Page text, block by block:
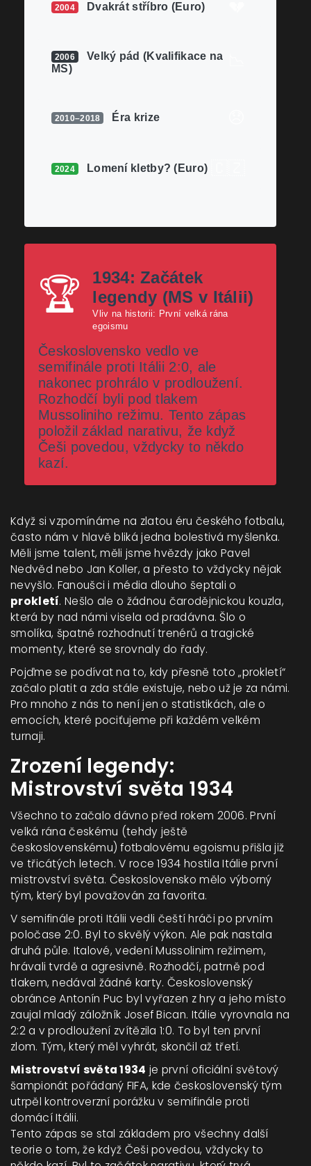
2004 Dvakrát stříbro (Euro)
2006
Velký pád (Kvalifikace na
MS)
2010–2018 Éra krize
2024 Lomení kletby? (Euro)
🏆
1934: Začátek
legendy (MS v Itálii)
Vliv na historii: První velká rána
egoismu
Československo vedlo ve
semifinále proti Itálii 2:0, ale
nakonec prohrálo v prodloužení.
Rozhodčí byli pod tlakem
Mussoliniho režimu. Tento zápas
položil základ narativu, že když
Češi povedou, vždycky to někdo
kazí.
Když si vzpomínáme na zlatou éru českého fotbalu,
často nám v hlavě bliká jedna bolestivá myšlenka.
Měli jsme talent, měli jsme hvězdy jako Pavel
Nedvěd nebo Jan Koller, a přesto to vždycky nějak
nevyšlo. Fanoušci i média dlouho šeptali o
prokletí. Nešlo ale o žádnou čarodějnickou kouzla,
která by nad námi visela od pradávna. Šlo o
smolíka, špatné rozhodnutí trenérů a tragické
momenty, které se srovnaly do řady.
Pojďme se podívat na to, kdy přesně toto „prokletí“
začalo platit a zda stále existuje, nebo už je za námi.
Pro mnoho z nás to není jen o statistikách, ale o
emocích, které pociťujeme při každém velkém
turnaji.
Zrození legendy:
Mistrovství světa 1934
Všechno to začalo dávno před rokem 2006. První
velká rána českému (tehdy ještě
československému) fotbalovému egoismu přišla již
ve třicátých letech. V roce 1934 hostila Itálie první
mistrovství světa. Československo mělo výborný
tým, který byl považován za favorita.
V semifinále proti Itálii vedli čeští hráči po prvním
poločase 2:0. Byl to skvělý výkon. Ale pak nastala
druhá půle. Italové, vedení Mussolinim režimem,
hrávali tvrdě a agresivně. Rozhodčí, patrně pod
tlakem, nedával žádné karty. Československý
obránce Antonín Puc byl vyřazen z hry a jeho místo
zaujal mladý záložník Josef Bican. Itálie vyrovnala na
2:2 a v prodloužení zvítězila 1:0. To byl ten první
zlom. Tým, který měl vyhrát, skončil až třetí.
Mistrovství světa 1934 je první oficiální světový
šampionát pořádaný FIFA, kde československý tým
utrpěl kontroverzní porážku v semifinále proti
domácí Itálii.
Tento zápas se stal základem pro všechny další
teorie o tom, že když Češi povedou, vždycky to